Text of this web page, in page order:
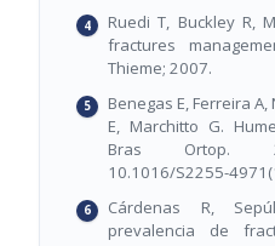
Ruedi T, Buckley R,
fractures
Thieme; 2007.
Benegas E, Ferreira
E, Marchitto G.
Bras Ortop.
10.1016/S2255-
Cárdenas R,
prevalencia de